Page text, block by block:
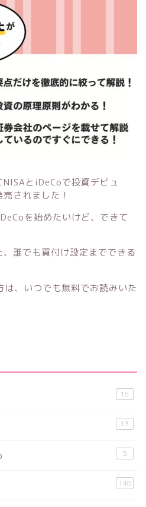
NISAとiDeCoで投資デビュ
されました！
を始めたいけど、できて
誰でも買付け設定までできる
、いつでも無料でお読みいた
16
13
5
148